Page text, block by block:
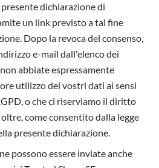
dichiarazione di
un link previsto a tal fine
Dopo la revoca del consenso,
e-mail dall'elenco dei
abbiate espressamente
utilizzo dei vostri dati ai sensi
o che ci riserviamo il diritto
come consentito dalla legge
presente dichiarazione.
possono essere inviate anche